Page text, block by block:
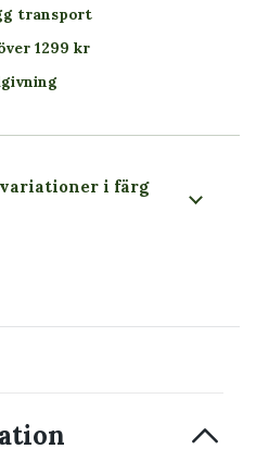
transport
1299 kr
variationer i färg